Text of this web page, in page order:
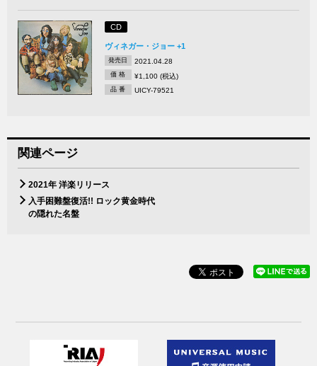
CD
ヴィネガー・ジョー +1
発売日 2021.04.28
価 格 ¥1,100 (税込)
品 番 UICY-79521
関連ページ
2021年 洋楽リリース
入手困難盤復活!! ロック黄金時代
の隠れた名盤